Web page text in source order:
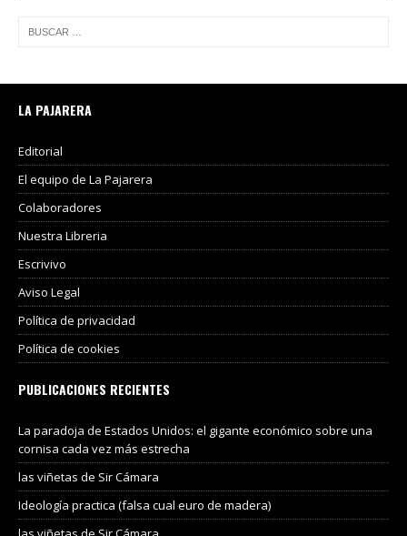
LA PAJARERA
Editorial
El equipo de La Pajarera
Colaboradores
Nuestra Libreria
Escrivivo
Aviso Legal
Política de privacidad
Política de cookies
PUBLICACIONES RECIENTES
La paradoja de Estados Unidos: el gigante económico sobre una
cornisa cada vez más estrecha
las viñetas de Sir Cámara
Ideología practica (falsa cual euro de madera)